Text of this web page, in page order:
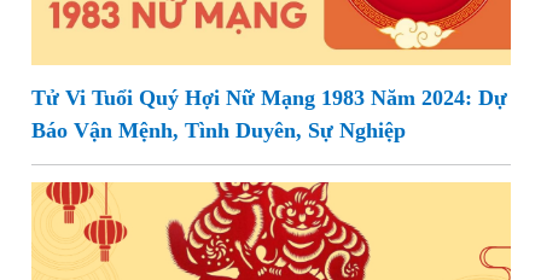
Tử Vi Tuổi Quý Hợi Nữ Mạng 1983 Năm 2024: Dự
Báo Vận Mệnh, Tình Duyên, Sự Nghiệp